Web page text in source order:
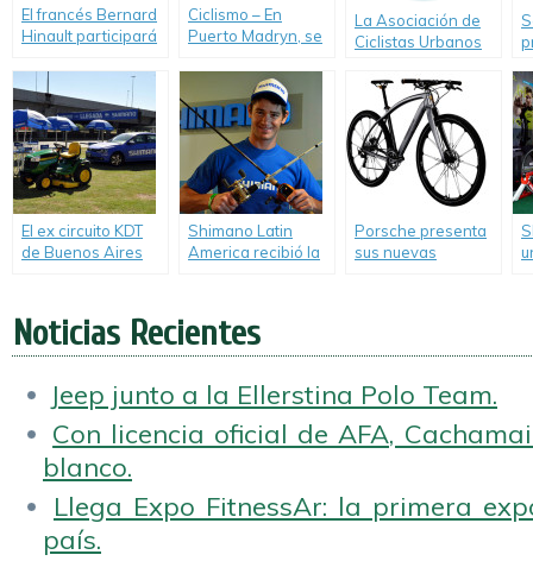
El francés Bernard
Hinault participará
Argentina by Le
Tour de France.
Ciclismo – En
Puerto Madryn, se
segunda edición
de «Vuelta
Ballenas», la
carrera de
Mountain Bike a
orillas del Mar.
La Asociación de
Ciclistas Urbanos
spot de la
campaña «En Bici
Seguro».
El ex circuito KDT
de Buenos Aires
de Shimano.
Shimano Latin
America recibió la
ciclismo 2013.
Porsche presenta
sus nuevas
Noticias Recientes
Jeep junto a la Ellerstina Polo Team.
Con licencia oficial de AFA,
blanco.
Llega Expo FitnessAr: la primera
país.